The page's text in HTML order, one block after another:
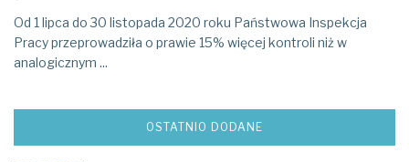
Od 1 lipca do 30 listopada 2020 roku Państwowa Inspekcja
Pracy przeprowadziła o prawie 15% więcej kontroli niż w
analogicznym ...
OSTATNIO DODANE